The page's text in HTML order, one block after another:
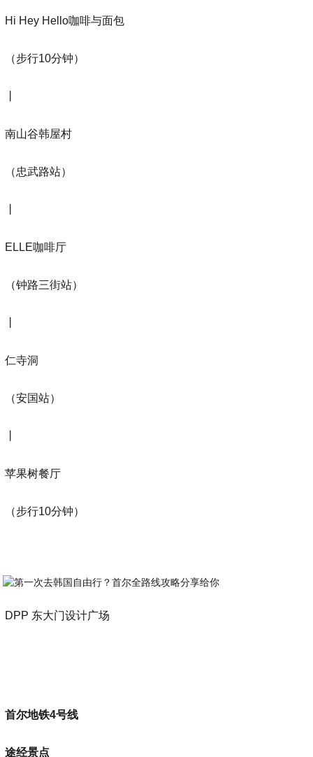
Hi Hey Hello咖啡与面包
（步行10分钟）
南山谷韩屋村
（忠武路站）
ELLE咖啡厅
（钟路三街站）
仁寺洞
（安国站）
苹果树餐厅
（步行10分钟）
DPP 东大门设计广场
首尔地铁4号线
途经景点